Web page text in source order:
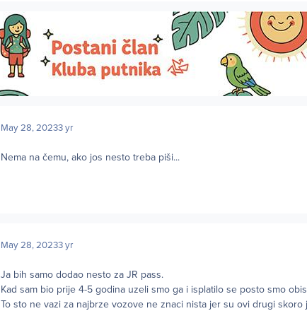
May 28, 20233 yr
Nema na čemu, ako jos nesto treba piši...
May 28, 20233 yr
Ja bih samo dodao nesto za JR pass.
Kad sam bio prije 4-5 godina uzeli smo ga i isplatilo se posto smo
To sto ne vazi za najbrze vozove ne znaci nista jer su ovi drugi